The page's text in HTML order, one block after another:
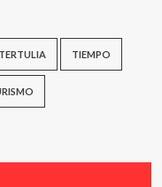
TERTULIA TIEMPO